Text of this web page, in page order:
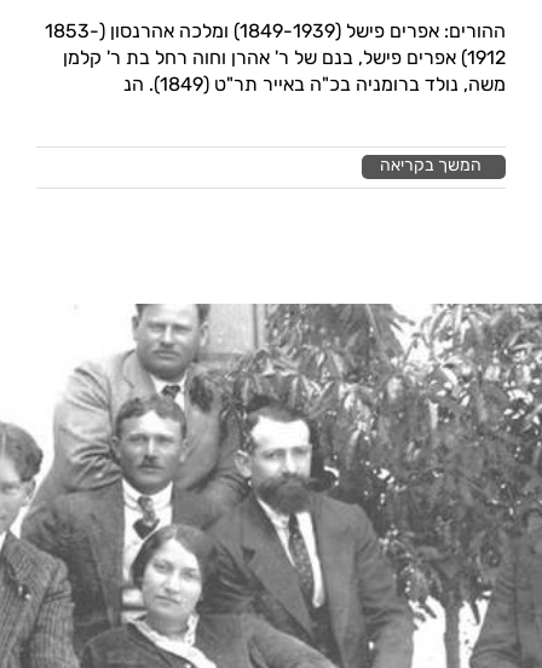
ההורים: אפרים פישל (1849-1939) ומלכה אהרנסון (1853-
1912) אפרים פישל, בנם של ר' אהרן וחוה רחל בת ר' קלמן
משה, נולד ברומניה בכ"ה באייר תר"ט (1849). הנ
המשך בקריאה